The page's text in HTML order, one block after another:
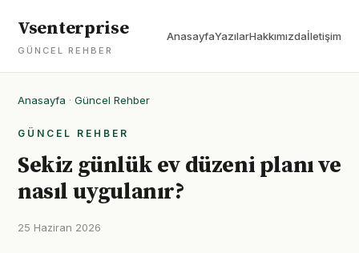
Vsenterprise
GÜNCEL REHBER
AnasayfaYazılarHakkımızdaİletişim
Anasayfa · Güncel Rehber
GÜNCEL REHBER
Sekiz günlük ev düzeni planı ve
nasıl uygulanır?
25 Haziran 2026